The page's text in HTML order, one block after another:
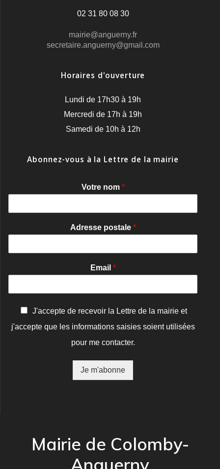
02 31 80 08 30
mairie@anguerny.fr
secretaire.anguerny@gmail.com
Horaires d'ouverture
Lundi de 17h30 à 19h
Mercredi de 17h à 19h
Samedi de 10h à 12h
Abonnez-vous à la Lettre de la mairie
Votre nom *
Adresse postale *
Email *
n
J'accepte de recevoir la Lettre de la mairie et
j'accepte que les informations saisies soient utilisées
pour me contacter.
Je m'abonne
Mairie de Colomby-
Anguerny